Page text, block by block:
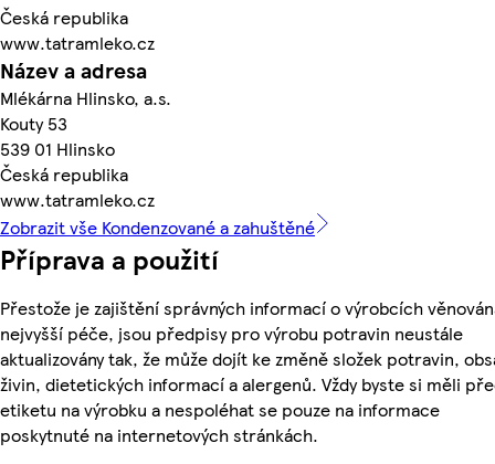
Česká republika
www.tatramleko.cz
Název a adresa
Mlékárna Hlinsko, a.s.
Kouty 53
539 01 Hlinsko
Česká republika
www.tatramleko.cz
Zobrazit vše Kondenzované a zahuštěné
Příprava a použití
Přestože je zajištění správných informací o výrobcích
nejvyšší péče, jsou předpisy pro výrobu potravin neustále
aktualizovány tak, že může dojít ke změně složek potravin,
živin, dietetických informací a alergenů. Vždy byste si měli
etiketu na výrobku a nespoléhat se pouze na informace
poskytnuté na internetových stránkách.